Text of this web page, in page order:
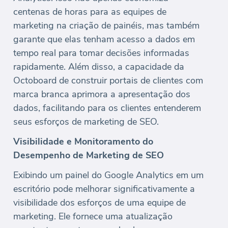
centenas de horas para as equipes de
marketing na criação de painéis, mas também
garante que elas tenham acesso a dados em
tempo real para tomar decisões informadas
rapidamente. Além disso, a capacidade da
Octoboard de construir portais de clientes com
marca branca aprimora a apresentação dos
dados, facilitando para os clientes entenderem
seus esforços de marketing de SEO.
Visibilidade e Monitoramento do
Desempenho de Marketing de SEO
Exibindo um painel do Google Analytics em um
escritório pode melhorar significativamente a
visibilidade dos esforços de uma equipe de
marketing. Ele fornece uma atualização